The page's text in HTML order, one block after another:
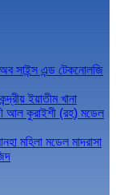
অব সাইন্স এন্ড টেকনোলজি
ইয়াতীম খানা
আল কুরাইশী (রহ) মডেল
মহিলা মডেল মাদরাসা